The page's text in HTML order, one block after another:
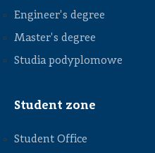
Engineer's degree
Master's degree
Studia podyplomowe
Student zone
Student Office